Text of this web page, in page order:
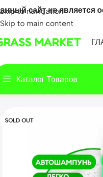
Skip to navigation
Skip to main content
сайт не является
MARKET
Каталог Товаров
SOLD OUT